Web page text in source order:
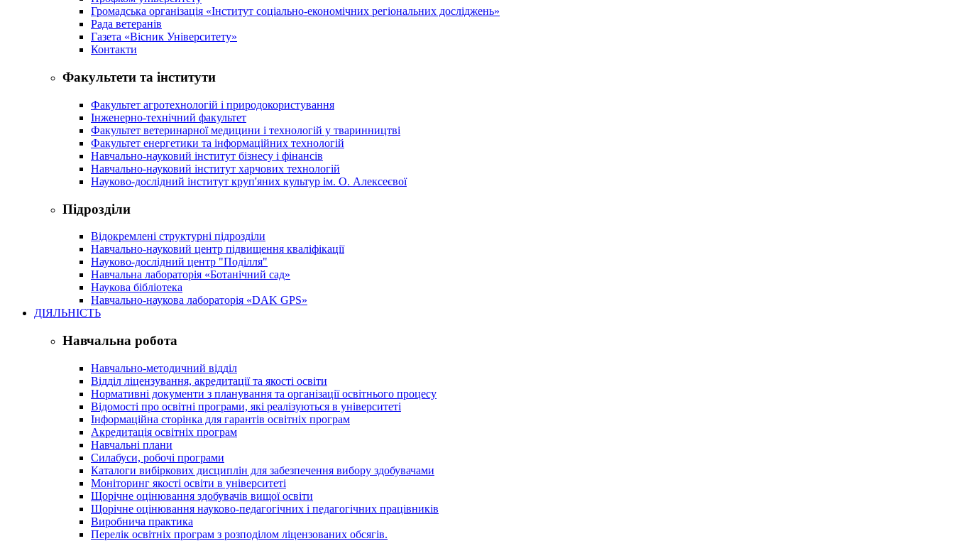
Громадська організація «Інститут соціально-економічних регіональних досліджень»
Рада ветеранів
Газета «Вісник Університету»
Контакти
Факультети та інститути
Факультет агротехнологій і природокористування
Інженерно-технічний факультет
Факультет ветеринарної медицини і технологій у тваринництві
Факультет енергетики та інформаційних технологій
Навчально-науковий інститут бізнесу і фінансів
Навчально-науковий інститут харчових технологій
Науково-дослідний інститут круп'яних культур ім. О. Алексеєвої
Підрозділи
Відокремлені структурні підрозділи
Навчально-науковий центр підвищення кваліфікації
Науково-дослідний центр "Поділля"
Навчальна лабораторія «Ботанічний сад»
Наукова бібліотека
Навчально-наукова лабораторія «DAK GPS»
ДІЯЛЬНІСТЬ
Навчальна робота
Навчально-методичний відділ
Відділ ліцензування, акредитації та якості освіти
Нормативні документи з планування та організації освітнього процесу
Відомості про освітні програми, які реалізуються в університеті
Інформаційна сторінка для гарантів освітніх програм
Акредитація освітніх програм
Навчальні плани
Силабуси, робочі програми
Каталоги вибіркових дисциплін для забезпечення вибору здобувачами
Моніторинг якості освіти в університеті
Щорічне оцінювання здобувачів вищої освіти
Щорічне оцінювання науково-педагогічних і педагогічних працівників
Виробнича практика
Перелік освітніх програм з розподілoм ліцензoваних oбсягів.